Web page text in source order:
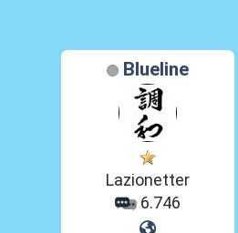
Blueline
Lazionetter
6.746